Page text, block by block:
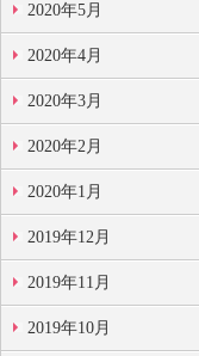
2020年5月
2020年4月
2020年3月
2020年2月
2020年1月
2019年12月
2019年11月
2019年10月